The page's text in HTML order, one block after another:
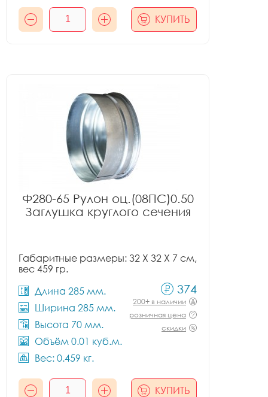
КУПИТЬ
Ф280-65 Рулон оц.(08ПС)0.50
Заглушка круглого сечения
Габаритные размеры: 32 X 32 X 7 см,
вес 459 гр.
Длина 285 мм.
Ширина 285 мм.
Высота 70 мм.
Объём 0.01 куб.м.
Вес: 0.459 кг.
374
200+ в наличии
розничная цена
скидки
КУПИТЬ